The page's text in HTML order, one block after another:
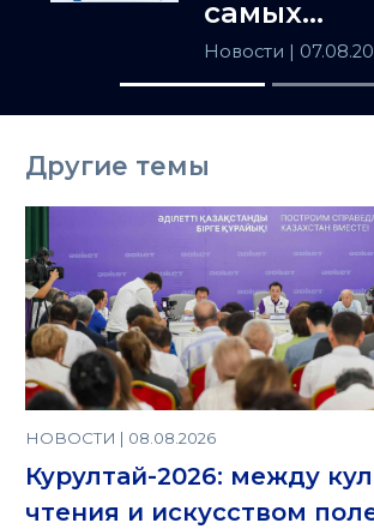
самых
товаров в
Новости |
Другие темы
НОВОСТИ | 08.08.2026
Курултай-2026: между
чтения и искусством